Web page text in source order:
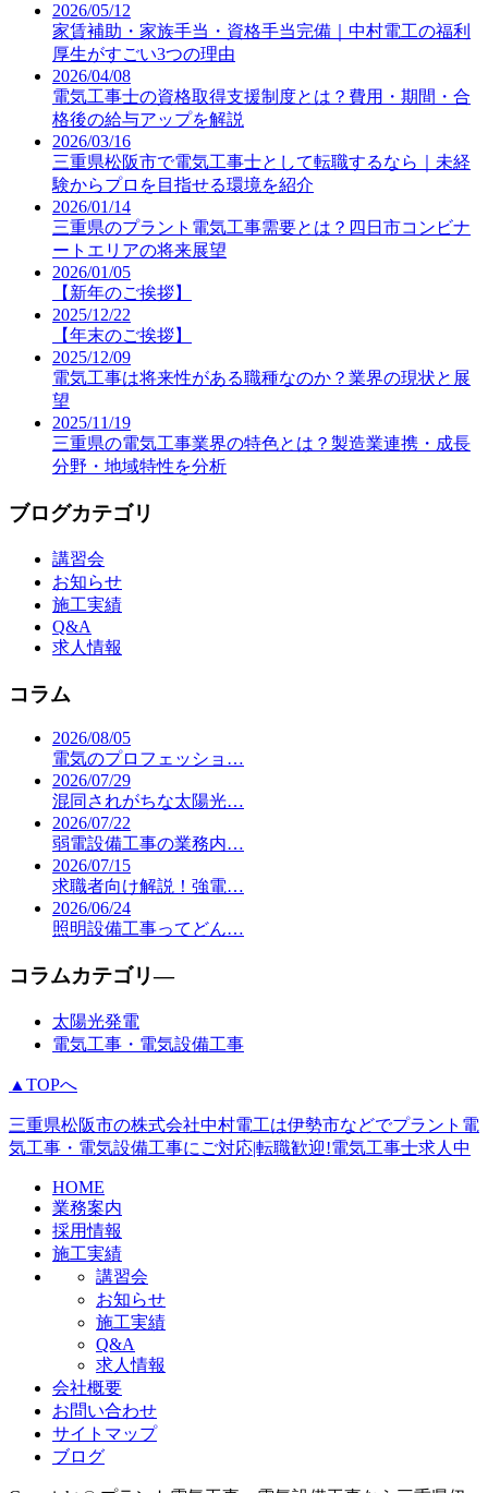
2026/05/12
家賃補助・家族手当・資格手当完備｜中村電工の福利
厚生がすごい3つの理由
2026/04/08
電気工事士の資格取得支援制度とは？費用・期間・合
格後の給与アップを解説
2026/03/16
三重県松阪市で電気工事士として転職するなら｜未経
験からプロを目指せる環境を紹介
2026/01/14
三重県のプラント電気工事需要とは？四日市コンビナ
ートエリアの将来展望
2026/01/05
【新年のご挨拶】
2025/12/22
【年末のご挨拶】
2025/12/09
電気工事は将来性がある職種なのか？業界の現状と展
望
2025/11/19
三重県の電気工事業界の特色とは？製造業連携・成長
分野・地域特性を分析
ブログカテゴリ
講習会
お知らせ
施工実績
Q&A
求人情報
コラム
2026/08/05
電気のプロフェッショ…
2026/07/29
混同されがちな太陽光…
2026/07/22
弱電設備工事の業務内…
2026/07/15
求職者向け解説！強電…
2026/06/24
照明設備工事ってどん…
コラムカテゴリ―
太陽光発電
電気工事・電気設備工事
▲TOPへ
三重県松阪市の株式会社中村電工は伊勢市などでプラント電
気工事・電気設備工事にご対応|転職歓迎!電気工事士求人中
HOME
業務案内
採用情報
施工実績
講習会
お知らせ
施工実績
Q&A
求人情報
会社概要
お問い合わせ
サイトマップ
ブログ